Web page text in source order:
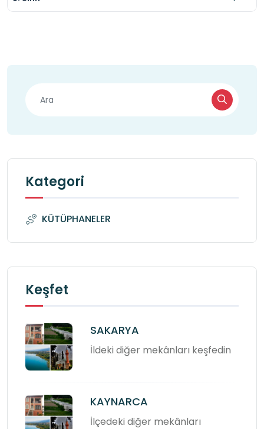
Kategori
KÜTÜPHANELER
Keşfet
SAKARYA
İldeki diğer mekânları keşfedin
KAYNARCA
İlçedeki diğer mekânları